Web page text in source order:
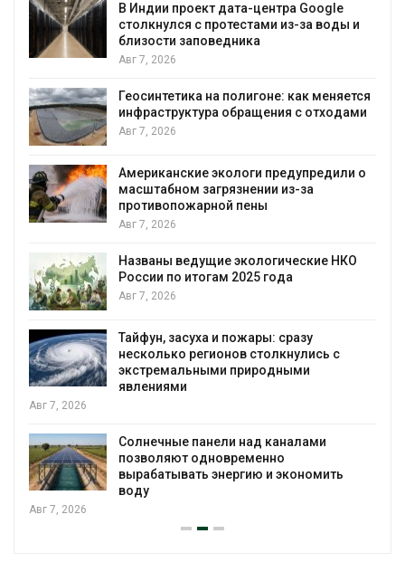
В Индии проект дата-центра Google
столкнулся с протестами из-за воды и
близости заповедника
Авг 7, 2026
Геосинтетика на полигоне: как меняется
инфраструктура обращения с отходами
Авг 7, 2026
Американские экологи предупредили о
масштабном загрязнении из-за
противопожарной пены
Авг 7, 2026
Названы ведущие экологические НКО
России по итогам 2025 года
Авг 7, 2026
Тайфун, засуха и пожары: сразу
несколько регионов столкнулись с
экстремальными природными
явлениями
Авг 7, 2026
Солнечные панели над каналами
позволяют одновременно
вырабатывать энергию и экономить
воду
Авг 7, 2026